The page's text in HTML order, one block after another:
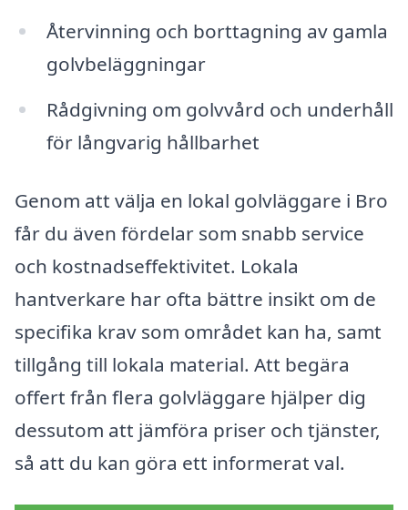
Återvinning och borttagning av gamla
golvbeläggningar
Rådgivning om golvvård och underhåll
för långvarig hållbarhet
Genom att välja en lokal golvläggare i Bro
får du även fördelar som snabb service
och kostnadseffektivitet. Lokala
hantverkare har ofta bättre insikt om de
specifika krav som området kan ha, samt
tillgång till lokala material. Att begära
offert från flera golvläggare hjälper dig
dessutom att jämföra priser och tjänster,
så att du kan göra ett informerat val.